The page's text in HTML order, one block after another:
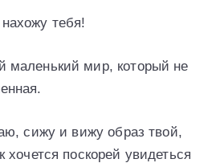
тебя!
мир, который не
сижу и вижу образ твой,
поскорей увидеться